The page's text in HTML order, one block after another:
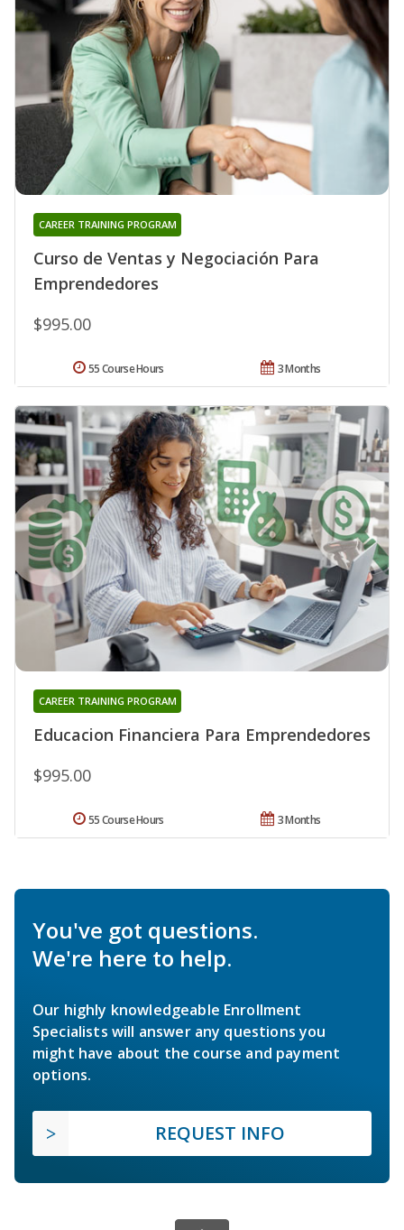
Curso de Ventas y Negociación Para
Emprendedores
CAREER TRAINING PROGRAM
$995.00
3 Months
55 Course Hours
Educacion Financiera Para Emprendedores
CAREER TRAINING PROGRAM
$995.00
3 Months
55 Course Hours
You've got questions.
We're here to help.
Our highly knowledgeable Enrollment
Specialists will answer any questions you
might have about the course and payment
options.
REQUEST INFO